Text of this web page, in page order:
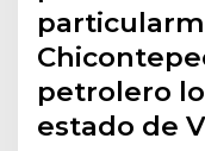
petrolero
estado de